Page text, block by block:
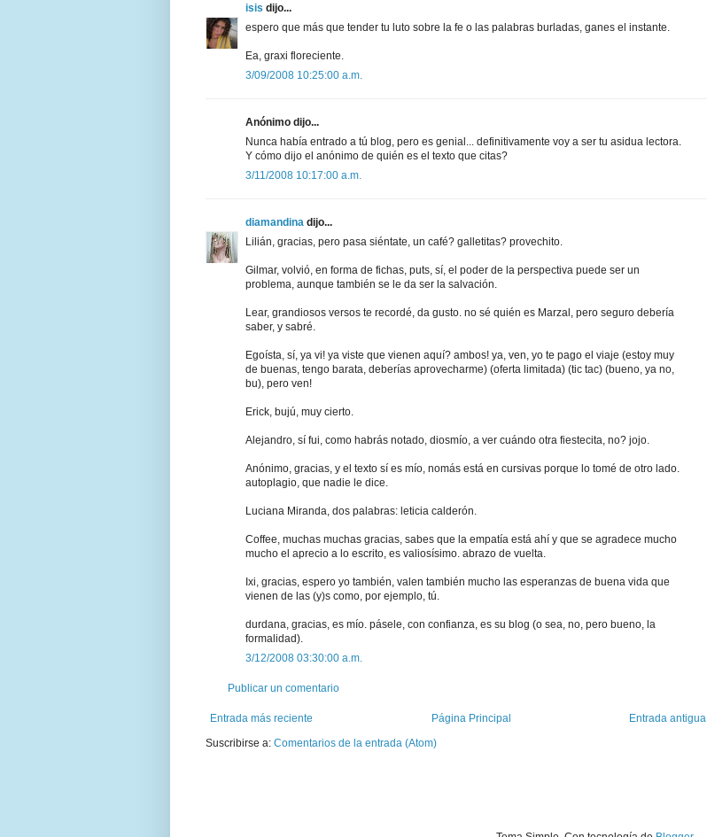
isis dijo...
espero que más que tender tu luto sobre la fe o las palabras burladas, ganes el instante.
Ea, graxi floreciente.
3/09/2008 10:25:00 a.m.
Anónimo dijo...
Nunca había entrado a tú blog, pero es genial... definitivamente voy a ser tu asidua lectora.
Y cómo dijo el anónimo de quién es el texto que citas?
3/11/2008 10:17:00 a.m.
diamandina dijo...
Lilián, gracias, pero pasa siéntate, un café? galletitas? provechito.
Gilmar, volvió, en forma de fichas, puts, sí, el poder de la perspectiva puede ser un
problema, aunque también se le da ser la salvación.
Lear, grandiosos versos te recordé, da gusto. no sé quién es Marzal, pero seguro debería
saber, y sabré.
Egoísta, sí, ya vi! ya viste que vienen aquí? ambos! ya, ven, yo te pago el viaje (estoy muy
de buenas, tengo barata, deberías aprovecharme) (oferta limitada) (tic tac) (bueno, ya no,
bu), pero ven!
Erick, bujú, muy cierto.
Alejandro, sí fui, como habrás notado, diosmío, a ver cuándo otra fiestecita, no? jojo.
Anónimo, gracias, y el texto sí es mío, nomás está en cursivas porque lo tomé de otro lado.
autoplagio, que nadie le dice.
Luciana Miranda, dos palabras: leticia calderón.
Coffee, muchas muchas gracias, sabes que la empatía está ahí y que se agradece mucho
mucho el aprecio a lo escrito, es valiosísimo. abrazo de vuelta.
Ixi, gracias, espero yo también, valen también mucho las esperanzas de buena vida que
vienen de las (y)s como, por ejemplo, tú.
durdana, gracias, es mío. pásele, con confianza, es su blog (o sea, no, pero bueno, la
formalidad).
3/12/2008 03:30:00 a.m.
Publicar un comentario
Entrada más reciente Entrada antigua
Página Principal
Suscribirse a: Comentarios de la entrada (Atom)